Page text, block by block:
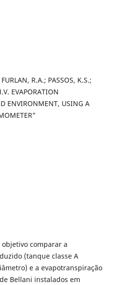
R.A.; PASSOS, K.S.;
EVAPORATION
ENVIRONMENT, USING A
comparar a
(tanque classe A
e a evapotranspiração
Bellani instalados em